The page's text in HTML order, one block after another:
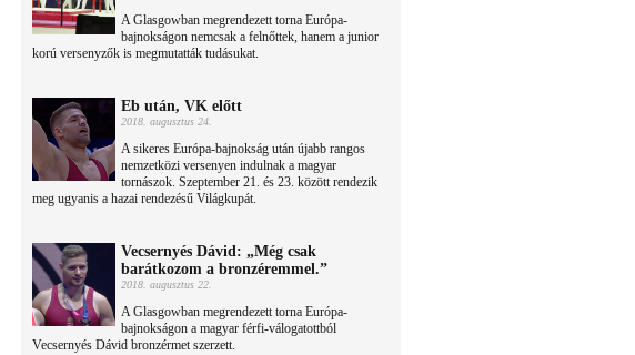
A Glasgowban megrendezett torna Európa-
bajnokságon nemcsak a felnőttek, hanem a junior
korú versenyzők is megmutatták tudásukat.
Eb után, VK előtt
2018. augusztus 24.
A sikeres Európa-bajnokság után újabb rangos
nemzetközi versenyen indulnak a magyar
tornászok. Szeptember 21. és 23. között rendezik
meg ugyanis a hazai rendezésű Világkupát.
Vecsernyés Dávid: „Még csak
barátkozom a bronzéremmel.”
2018. augusztus 22.
A Glasgowban megrendezett torna Európa-
bajnokságon a magyar férfi-válogatottból
Vecsernyés Dávid bronzérmet szerzett.